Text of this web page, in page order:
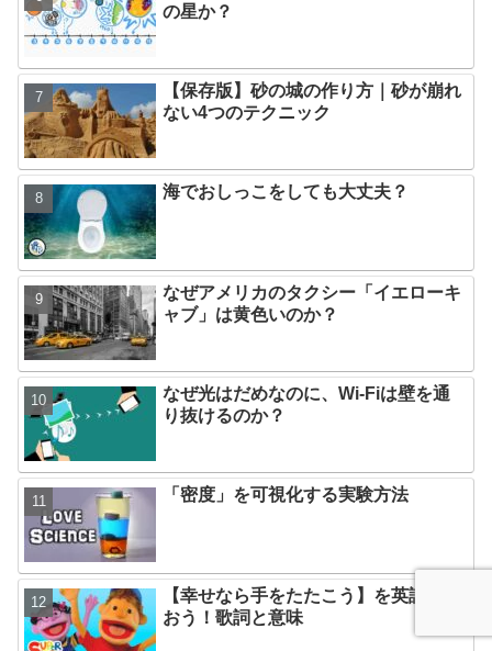
の星か？
【保存版】砂の城の作り方｜砂が崩れ
ない4つのテクニック
海でおしっこをしても大丈夫？
なぜアメリカのタクシー「イエローキ
ャブ」は黄色いのか？
なぜ光はだめなのに、Wi-Fiは壁を通
り抜けるのか？
「密度」を可視化する実験方法
【幸せなら手をたたこう】を英語で歌
おう！歌詞と意味